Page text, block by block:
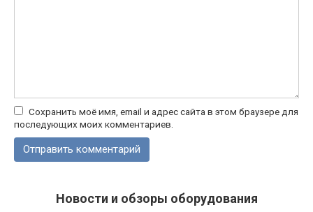
Сохранить моё имя, email и адрес сайта в этом браузере для
последующих моих комментариев.
Новости и обзоры оборудования